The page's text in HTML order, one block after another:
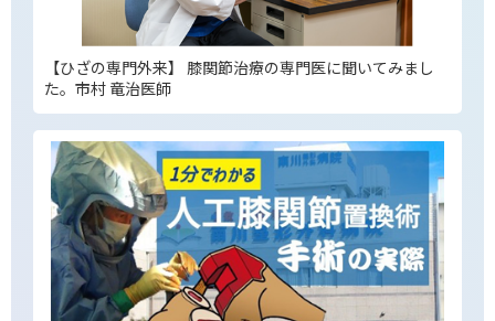
【ひざの専門外来】 膝関節治療の専門医に聞いてみまし
た。市村 竜治医師